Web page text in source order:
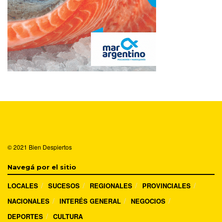
© 2021 Bien Despiertos
Navegá por el sitio
LOCALES SUCESOS REGIONALES
PROVINCIALES
NACIONALES
INTERÉS GENERAL
NEGOCIOS
DEPORTES
CULTURA